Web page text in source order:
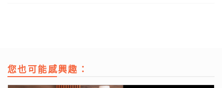
您也可能感興趣：